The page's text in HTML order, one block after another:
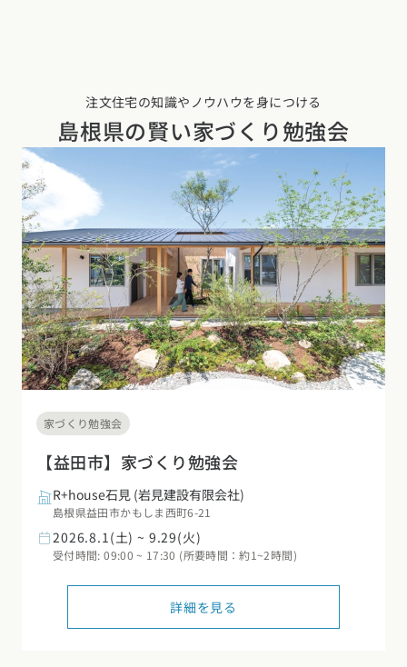
注文住宅の知識やノウハウを身につける
島根県の賢い家づくり勉強会
家づくり勉強会
【益田市】家づくり勉強会
R+house石見 (岩見建設有限会社)
島根県益田市かもしま西町6-21
2026.8.1(土) ~ 9.29(火)
受付時間: 09:00 ~ 17:30 (所要時間：約1~2時間)
詳細を見る